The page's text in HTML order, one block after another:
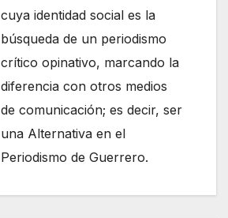
cuya identidad social es la
búsqueda de un periodismo
crítico opinativo, marcando la
diferencia con otros medios
de comunicación; es decir, ser
una Alternativa en el
Periodismo de Guerrero.